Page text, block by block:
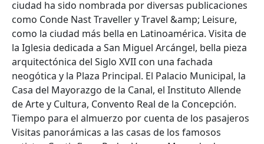
ciudad ha sido nombrada por diversas publicaciones
como Conde Nast Traveller y Travel &amp; Leisure,
como la ciudad más bella en Latinoamérica. Visita de
la Iglesia dedicada a San Miguel Arcángel, bella pieza
arquitectónica del Siglo XVII con una fachada
neogótica y la Plaza Principal. El Palacio Municipal, la
Casa del Mayorazgo de la Canal, el Instituto Allende
de Arte y Cultura, Convento Real de la Concepción.
Tiempo para el almuerzo por cuenta de los pasajeros
Visitas panorámicas a las casas de los famosos